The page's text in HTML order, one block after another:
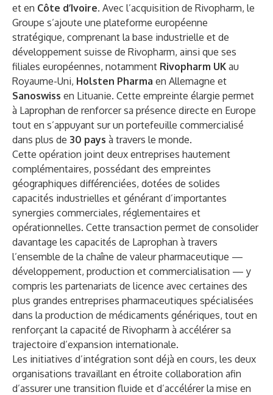
et en Côte d’Ivoire. Avec l’acquisition de Rivopharm, le
Groupe s’ajoute une plateforme européenne
stratégique, comprenant la base industrielle et de
développement suisse de Rivopharm, ainsi que ses
filiales européennes, notamment Rivopharm UK au
Royaume-Uni, Holsten Pharma en Allemagne et
Sanoswiss en Lituanie. Cette empreinte élargie permet
à Laprophan de renforcer sa présence directe en Europe
tout en s’appuyant sur un portefeuille commercialisé
dans plus de 30 pays à travers le monde.
Cette opération joint deux entreprises hautement
complémentaires, possédant des empreintes
géographiques différenciées, dotées de solides
capacités industrielles et générant d’importantes
synergies commerciales, réglementaires et
opérationnelles. Cette transaction permet de consolider
davantage les capacités de Laprophan à travers
l’ensemble de la chaîne de valeur pharmaceutique —
développement, production et commercialisation — y
compris les partenariats de licence avec certaines des
plus grandes entreprises pharmaceutiques spécialisées
dans la production de médicaments génériques, tout en
renforçant la capacité de Rivopharm à accélérer sa
trajectoire d’expansion internationale.
Les initiatives d’intégration sont déjà en cours, les deux
organisations travaillant en étroite collaboration afin
d’assurer une transition fluide et d’accélérer la mise en